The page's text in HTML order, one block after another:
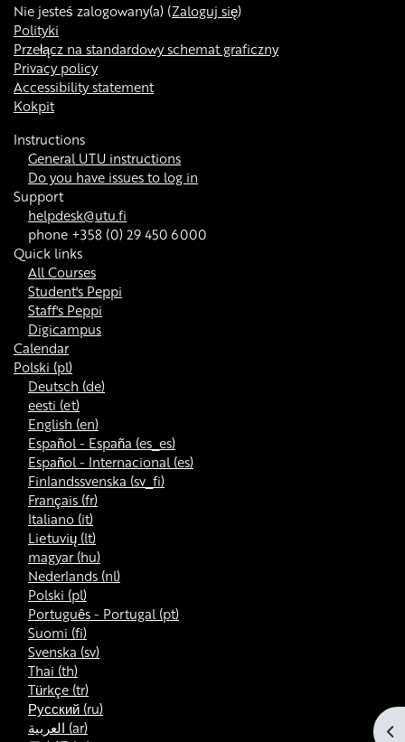
Nie jesteś zalogowany(a) (Zaloguj się)
Polityki
Przełącz na standardowy schemat graficzny
Privacy policy
Accessibility statement
Kokpit
Instructions
General UTU instructions
Do you have issues to log in
Support
helpdesk@utu.fi
phone +358 (0) 29 450 6000
Quick links
All Courses
Student's Peppi
Staff's Peppi
Digicampus
Calendar
Polski ‎(pl)‎
Deutsch ‎(de)‎
eesti ‎(et)‎
English ‎(en)‎
Español - España ‎(es_es)‎
Español - Internacional ‎(es)‎
Finlandssvenska ‎(sv_fi)‎
Français ‎(fr)‎
Italiano ‎(it)‎
Lietuvių ‎(lt)‎
magyar ‎(hu)‎
Nederlands ‎(nl)‎
Polski ‎(pl)‎
Português - Portugal ‎(pt)‎
Suomi ‎(fi)‎
Svenska ‎(sv)‎
Thai ‎(th)‎
Türkçe ‎(tr)‎
Русский ‎(ru)‎
العربية ‎(ar)‎